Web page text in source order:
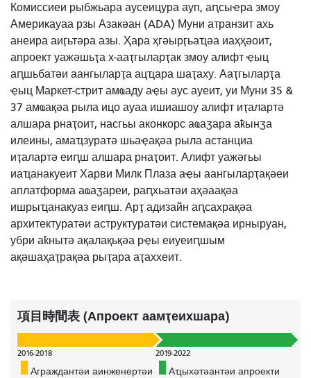
Комиссиеи рыбжьара аусеицура ауп, аԥсыҽра змоу
Америкауаа рзы Азакәан (ADA) Муни атранзит ахь
анеира аиӷьтәра азы. Ҳара ҳгәырӷьаҵәа иаҳҳәоит,
апроект уажәшьҭа х-ааҭгыларҭак змоу алифт ҿыц
аԥшьбатәи аангыларҭа ацҵара шаҭаху. Ааҭгыларҭа
ҿыц Маркет-стрит амҩаду аҿы аус ауеит, уи Муни 35 &
37 амҩақәа рыла ицо ауаа ишиашоу алифт иҭалартә
алшара рнаҭоит, насгьы аконкорс аҩаӡара аҟынӡа
илеины, амаҵзуратә шьаҿақәа рыла астанциа
иҭалартә еиԥш алшара рнаҭоит. Алифт уажәгьы
иаҵанакуеит Харви Милк Плаза аҿы аангыларҭақәеи
аплатформа аҩаӡареи, раԥхьатәи аҳәаақәа
ишрыҵанакуаз еиԥш. Арҭ адизайн аԥсахрақәа
архитектуратәи аструктуратәи системақәа ирныруан,
убри аҟнытә ақалақьқәа рҿы еиуеиԥшым
ақәшаҳаҭрақәа рыҭара аҭаххеит.
項目時間表 (Апроект аамҭеихшара)
2016-2018
Аграждантәи аинженертәи
2019-2022
Аҵыхәтәантәи апроекти